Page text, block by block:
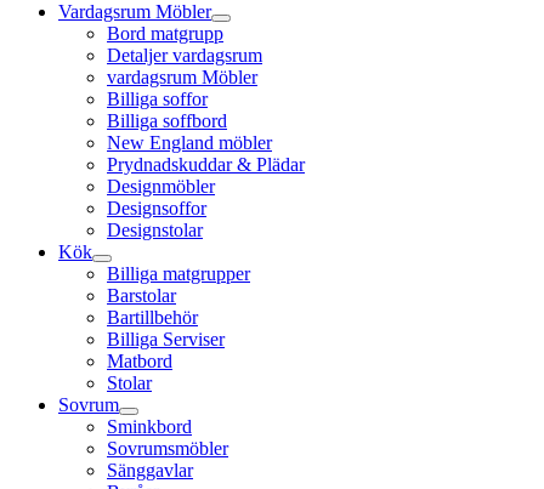
Vardagsrum Möbler
Bord matgrupp
Detaljer vardagsrum
vardagsrum Möbler
Billiga soffor
Billiga soffbord
New England möbler
Prydnadskuddar & Plädar
Designmöbler
Designsoffor
Designstolar
Kök
Billiga matgrupper
Barstolar
Bartillbehör
Billiga Serviser
Matbord
Stolar
Sovrum
Sminkbord
Sovrumsmöbler
Sänggavlar